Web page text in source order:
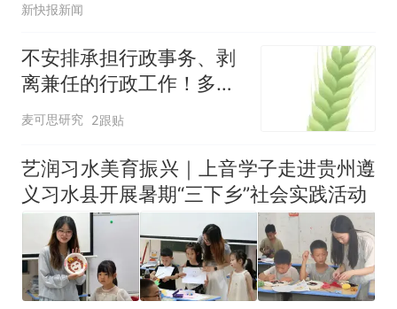
新快报新闻
不安排承担行政事务、剥
离兼任的行政工作！多校
青椒减负！
麦可思研究 2跟贴
艺润习水美育振兴｜上音学子走进贵州遵
义习水县开展暑期“三下乡”社会实践活动